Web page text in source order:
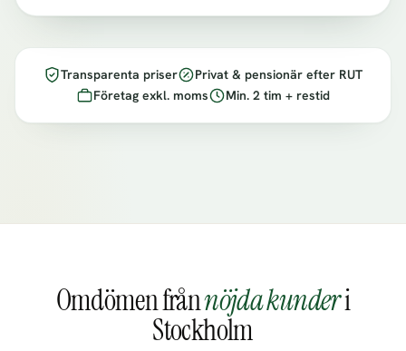
Transparenta priser
Privat & pensionär efter RUT
Företag exkl. moms
Min. 2 tim + restid
Omdömen frånnöjda kunderi
Stockholm